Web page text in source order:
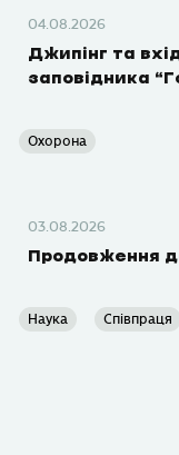
04.08.2026
Джипінг та
заповідника
Охорона
03.08.2026
Продовження
Наука Співпраця